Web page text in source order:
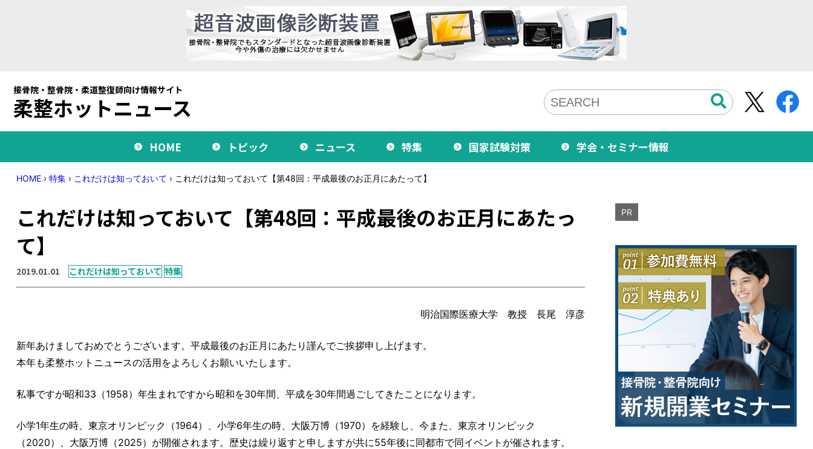
接骨院・整骨院・柔道整復師向け情報サイト
柔整ホットニュース
HOME トピック ニュース 特集 国家試験対策 学会・セミナー情報
HOME › 特集 › これだけは知っておいて › これだけは知っておいて【第48回：平成最後のお正月にあたって】
これだけは知っておいて【第48回：平成最後のお正月にあたっ
て】
2019.01.01 これだけは知っておいて 特集
明治国際医療大学 教授 長尾 淳彦
新年あけましておめでとうございます。平成最後のお正月にあたり謹んでご挨拶申し上げます。
本年も柔整ホットニュースの活用をよろしくお願いいたします。
私事ですが昭和33（1958）年生まれですから昭和を30年間、平成を30年間過ごしてきたことになります。
小学1年生の時、東京オリンピック（1964）、小学6年生の時、大阪万博（1970）を経験し、今また、東京オリンピック
（2020）、大阪万博（2025）が開催されます。歴史は繰り返すと申しますが共に55年後に同都市で同イベントが催されます。
PR